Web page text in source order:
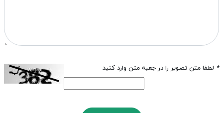
* لطفا متن تصویر را در جعبه متن وارد کنید